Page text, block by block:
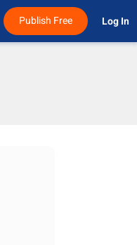
Publish Free Log In